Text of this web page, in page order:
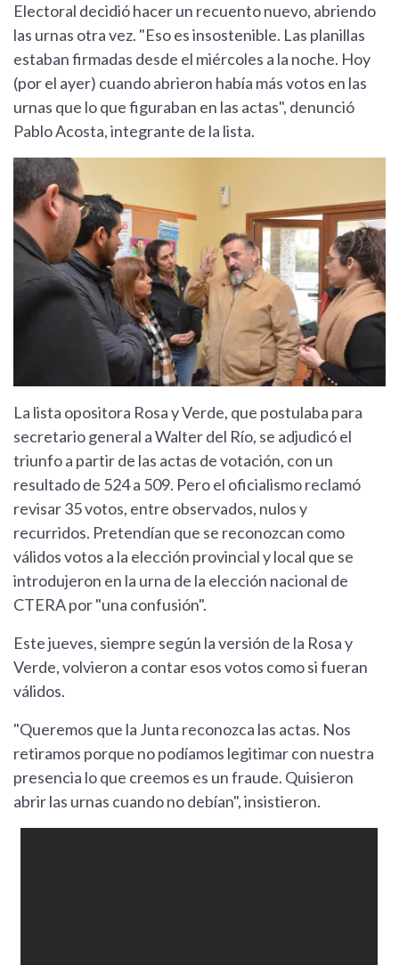
Electoral decidió hacer un recuento nuevo, abriendo
las urnas otra vez. "Eso es insostenible. Las planillas
estaban firmadas desde el miércoles a la noche. Hoy
(por el ayer) cuando abrieron había más votos en las
urnas que lo que figuraban en las actas", denunció
Pablo Acosta, integrante de la lista.
La lista opositora Rosa y Verde, que postulaba para
secretario general a Walter del Río, se adjudicó el
triunfo a partir de las actas de votación, con un
resultado de 524 a 509. Pero el oficialismo reclamó
revisar 35 votos, entre observados, nulos y
recurridos. Pretendían que se reconozcan como
válidos votos a la elección provincial y local que se
introdujeron en la urna de la elección nacional de
CTERA por "una confusión".
Este jueves, siempre según la versión de la Rosa y
Verde, volvieron a contar esos votos como si fueran
válidos.
"Queremos que la Junta reconozca las actas. Nos
retiramos porque no podíamos legitimar con nuestra
presencia lo que creemos es un fraude. Quisieron
abrir las urnas cuando no debían", insistieron.